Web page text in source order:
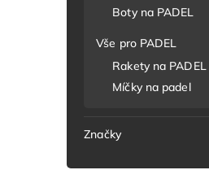
Boty na PADEL
Vše pro PADEL
Rakety na PADEL
Míčky na padel
Značky